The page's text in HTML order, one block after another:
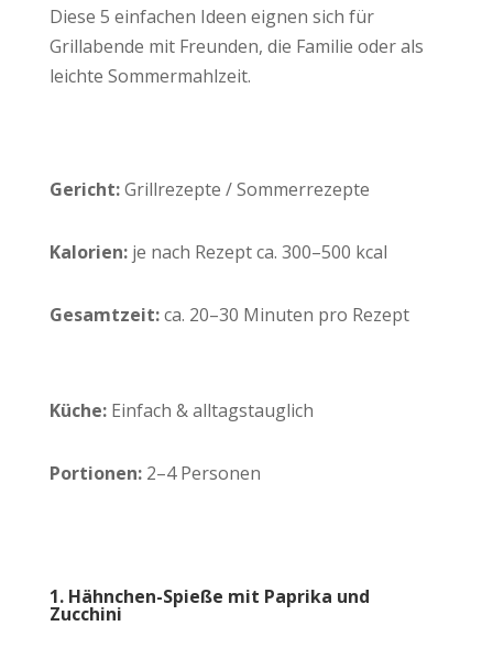
Diese 5 einfachen Ideen eignen sich für
Grillabende mit Freunden, die Familie oder als
leichte Sommermahlzeit.
Gericht:Grillrezepte / Sommerrezepte
Kalorien: je nach Rezept ca. 300–500 kcal
Gesamtzeit:ca. 20–30 Minuten pro Rezept
Küche:Einfach & alltagstauglich
Portionen:2–4 Personen
1. Hähnchen-Spieße mit Paprika und
Zucchini